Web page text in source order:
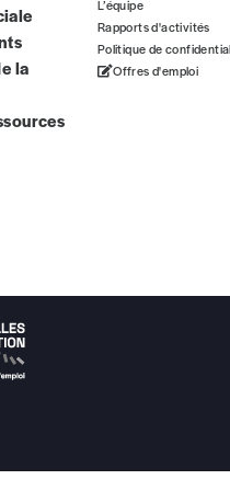
numéros. Ce
la
L’équipe
Rapports d'activités
Politique de
Offres d'emploi